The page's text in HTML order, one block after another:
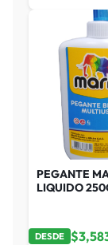
PEGANTE
LIQUIDO
DESDE $